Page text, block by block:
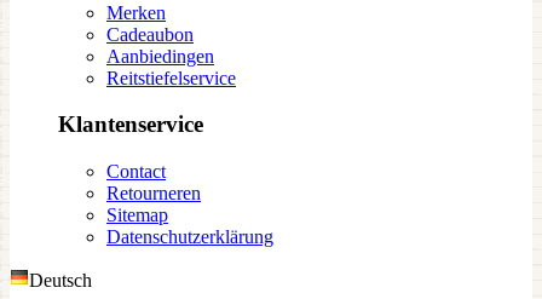
Merken
Cadeaubon
Aanbiedingen
Reitstiefelservice
Klantenservice
Contact
Retourneren
Sitemap
Datenschutzerklärung
Deutsch